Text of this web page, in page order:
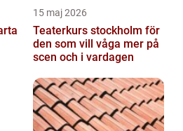
15 maj 2026
Teaterkurs stockholm för
den som vill våga mer på
scen och i vardagen